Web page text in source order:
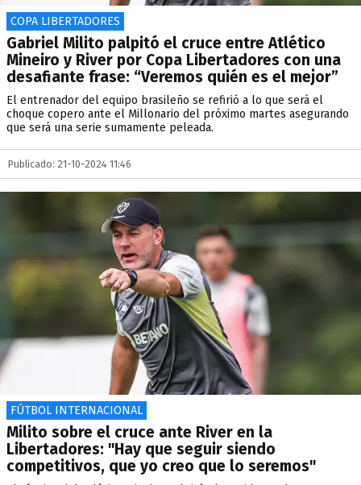
COPA LIBERTADORES
Gabriel Milito palpitó el cruce entre Atlético
Mineiro y River por Copa Libertadores con una
desafiante frase: “Veremos quién es el mejor”
El entrenador del equipo brasileño se refirió a lo que será el
choque copero ante el Millonario del próximo martes asegurando
que será una serie sumamente peleada.
Publicado: 21-10-2024 11:46
FÚTBOL INTERNACIONAL
Milito sobre el cruce ante River en la
Libertadores: "Hay que seguir siendo
competitivos, que yo creo que lo seremos"